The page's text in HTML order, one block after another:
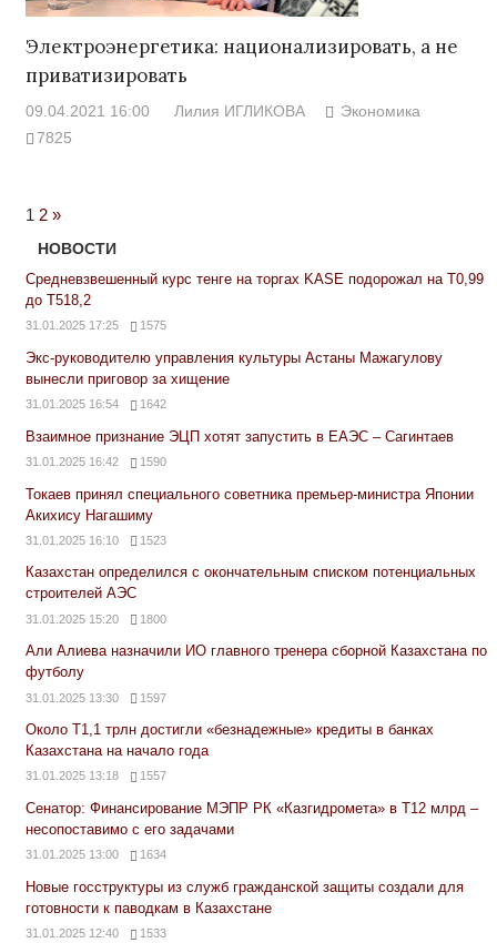
Электроэнергетика: национализировать, а не
приватизировать
09.04.2021 16:00 Лилия ИГЛИКОВА
Экономика
7825
1 2 Next
Posts
»
НОВОСТИ
Средневзвешенный курс тенге на торгах KASE подорожал на Т0,99
до Т518,2
31.01.2025 17:25 1575
Экс-руководителю управления культуры Астаны Мажагулову
вынесли приговор за хищение
31.01.2025 16:54 1642
Взаимное признание ЭЦП хотят запустить в ЕАЭС – Сагинтаев
31.01.2025 16:42 1590
Токаев принял специального советника премьер-министра Японии
Акихису Нагашиму
31.01.2025 16:10 1523
Казахстан определился с окончательным списком потенциальных
строителей АЭС
31.01.2025 15:20 1800
Али Алиева назначили ИО главного тренера сборной Казахстана по
футболу
31.01.2025 13:30 1597
Около Т1,1 трлн достигли «безнадежные» кредиты в банках
Казахстана на начало года
31.01.2025 13:18 1557
Сенатор: Финансирование МЭПР РК «Казгидромета» в Т12 млрд –
несопоставимо с его задачами
31.01.2025 13:00 1634
Новые госструктуры из служб гражданской защиты создали для
готовности к паводкам в Казахстане
31.01.2025 12:40 1533